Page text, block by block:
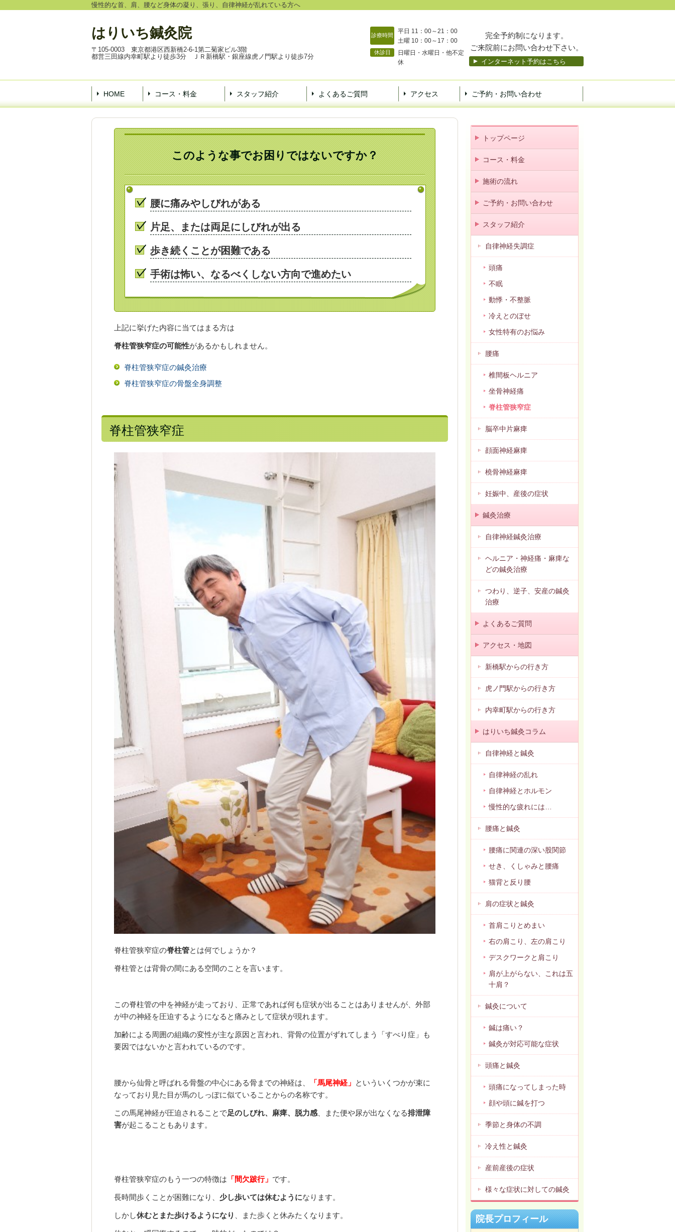
慢性的な首、肩、腰など身体の凝り、張り、自律神経が乱れている方へ
はりいち鍼灸院
〒105-0003 東京都港区西新橋2-6-1第二菊家ビル3階
都営三田線内幸町駅より徒歩3分 ＪＲ新橋駅・銀座線虎ノ門駅より徒歩7分
診療時間
平日 11：00～21：00
土曜 10：00～17：00
休診日
日曜日・水曜日・他不定
休
完全予約制になります。
ご来院前にお問い合わせ下さい。
インターネット予約はこちら
HOME コース・料金 スタッフ紹介 よくあるご質問 アクセス ご予約・お問い合わせ
このような事でお困りではないですか？
腰に痛みやしびれがある
片足、または両足にしびれが出る
歩き続くことが困難である
手術は怖い、なるべくしない方向で進めたい
上記に挙げた内容に当てはまる方は
脊柱管狭窄症の可能性があるかもしれません。
脊柱管狭窄症の鍼灸治療
脊柱管狭窄症の骨盤全身調整
脊柱管狭窄症
脊柱管狭窄症の脊柱管とは何でしょうか？
脊柱管とは背骨の間にある空間のことを言います。
この脊柱管の中を神経が走っており、正常であれば何も症状が出ることはありませんが、外部
が中の神経を圧迫するようになると痛みとして症状が現れます。
加齢による周囲の組織の変性が主な原因と言われ、背骨の位置がずれてしまう「すべり症」も
要因ではないかと言われているのです。
腰から仙骨と呼ばれる骨盤の中心にある骨までの神経は、 「馬尾神経」 といういくつかが束に
なっており見た目が馬のしっぽに似ていることからの名称です。
この馬尾神経が圧迫されることで足のしびれ、麻痺、脱力感 、また便や尿が出なくなる排泄障
害が起こることもあります。
脊柱管狭窄症のもう一つの特徴は 「間欠跛行」 です。
長時間歩くことが困難になり、 少し歩いては休むようになります。
しかし休むとまた歩けるようになり 、また歩くと休みたくなります。
トップページ
コース・料金
施術の流れ
ご予約・お問い合わせ
スタッフ紹介
自律神経失調症
頭痛
不眠
動悸・不整脈
冷えとのぼせ
女性特有のお悩み
腰痛
椎間板ヘルニア
坐骨神経痛
脊柱管狭窄症
脳卒中片麻痺
顔面神経麻痺
橈骨神経麻痺
妊娠中、産後の症状
鍼灸治療
自律神経鍼灸治療
ヘルニア・神経痛・麻痺な
どの鍼灸治療
つわり、逆子、安産の鍼灸
治療
よくあるご質問
アクセス・地図
新橋駅からの行き方
虎ノ門駅からの行き方
内幸町駅からの行き方
はりいち鍼灸コラム
自律神経と鍼灸
自律神経の乱れ
自律神経とホルモン
慢性的な疲れには…
腰痛と鍼灸
腰痛に関連の深い股関節
せき、くしゃみと腰痛
猫背と反り腰
肩の症状と鍼灸
首肩こりとめまい
右の肩こり、左の肩こり
デスクワークと肩こり
肩が上がらない、これは五
十肩？
鍼灸について
鍼は痛い？
鍼灸が対応可能な症状
頭痛と鍼灸
頭痛になってしまった時
顔や頭に鍼を打つ
季節と身体の不調
冷え性と鍼灸
産前産後の症状
様々な症状に対しての鍼灸
院長プロフィール